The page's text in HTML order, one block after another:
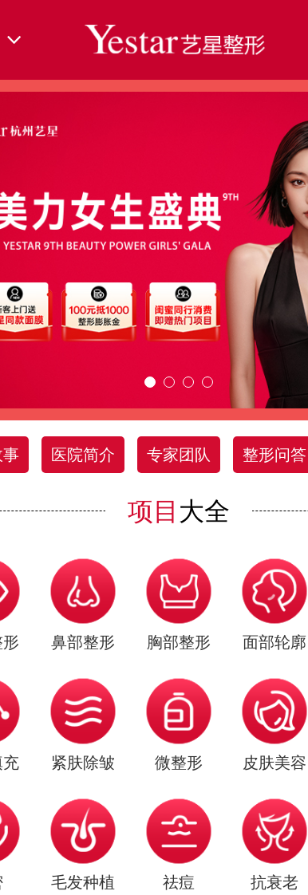
事 医院简介 专家团队 整形问答
项目 大全
鼻部整形 胸部整形 面部轮廓
充 紧肤除皱 微整形 皮肤美容
毛发种植 祛痘 抗衰老